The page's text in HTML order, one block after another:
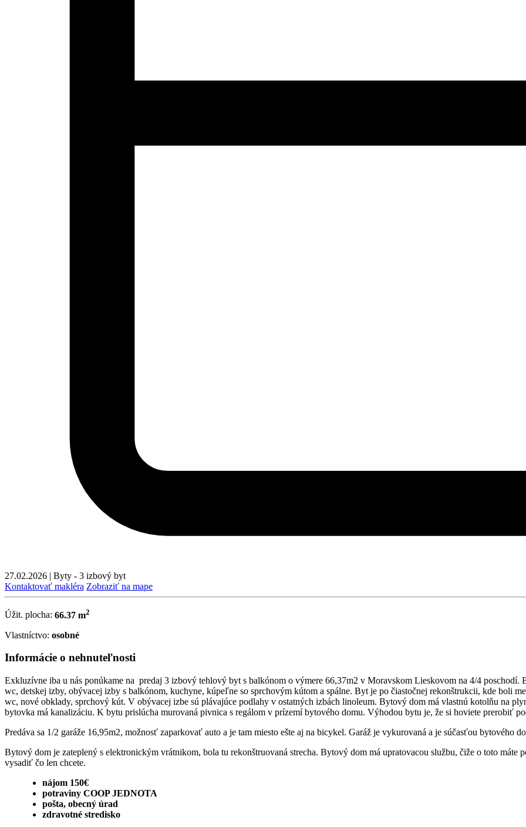
27.02.2026 | Byty - 3 izbový byt
Kontaktovať makléra Zobraziť na mape
Úžit. plocha: 66.37 m2
Vlastníctvo: osobné
Informácie o nehnuteľnosti
Exkluzívne iba u nás ponúkame na predaj 3 izbový tehlový byt s balkónom o výmere 66,37m2 v Moravskom Lieskovom na 4/4 poschodí.
wc, detskej izby, obývacej izby s balkónom, kuchyne, kúpeľne so sprchovým kútom a spálne. Byt je po čiastočnej rekonštrukcii, kde boli
wc, nové obklady, sprchový kút. V obývacej izbe sú plávajúce podlahy v ostatných izbách linoleum. Bytový dom má vlastnú kotolňu na
bytovka má kanalizáciu. K bytu prislúcha murovaná pivnica s regálom v prízemí bytového domu. Výhodou bytu je, že si hoviete prerobiť
Predáva sa 1/2 garáže 16,95m2, možnosť zaparkovať auto a je tam miesto ešte aj na bicykel. Garáž je vykurovaná a je súčasťou bytového
Bytový dom je zateplený s elektronickým vrátnikom, bola tu rekonštruovaná strecha. Bytový dom má upratovacou službu, čiže o toto máte
vysadiť čo len chcete.
nájom 150€
potraviny COOP JEDNOTA
pošta, obecný úrad
zdravotné stredisko